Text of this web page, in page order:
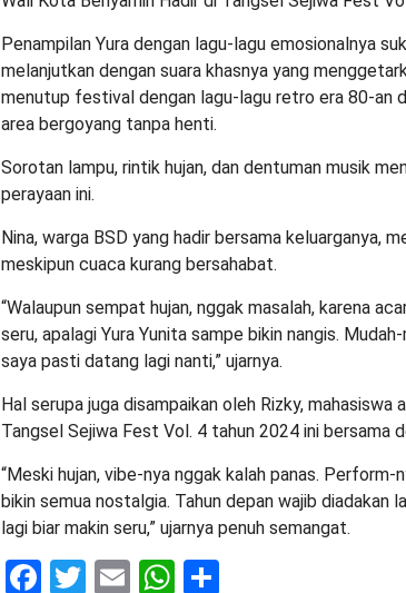
Penampilan Yura dengan lagu-lagu emosionalnya
melanjutkan dengan suara khasnya yang
menutup festival dengan lagu-lagu retro era 80-an
area bergoyang tanpa henti.
Sorotan lampu, rintik hujan, dan dentuman musik
perayaan ini.
Nina, warga BSD yang hadir bersama keluarganya,
meskipun cuaca kurang bersahabat.
“Walaupun sempat hujan, nggak masalah, karena
seru, apalagi Yura Yunita sampe bikin nangis.
saya pasti datang lagi nanti,” ujarnya.
Hal serupa juga disampaikan oleh Rizky,
Tangsel Sejiwa Fest Vol. 4 tahun 2024 ini bersama
“Meski hujan, vibe-nya nggak kalah panas.
bikin semua nostalgia. Tahun depan wajib diadakan
lagi biar makin seru,” ujarnya penuh semangat.
Facebook
Twitter
EmailWhatsApp